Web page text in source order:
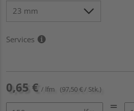
Services
0,65 € / lfm (97,50 € / Stk.)